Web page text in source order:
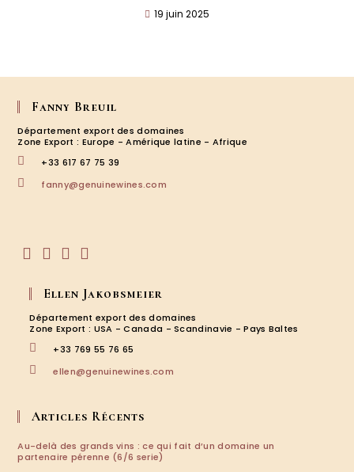
19 juin 2025
Fanny Breuil
Département export des domaines
Zone Export : Europe - Amérique latine - Afrique
+33 617 67 75 39
fanny@genuinewines.com
Ellen Jakobsmeier
Département export des domaines
Zone Export : USA - Canada - Scandinavie - Pays Baltes
+33 769 55 76 65
ellen@genuinewines.com
Articles Récents
Au-delà des grands vins : ce qui fait d’un domaine un
partenaire pérenne (6/6 serie)